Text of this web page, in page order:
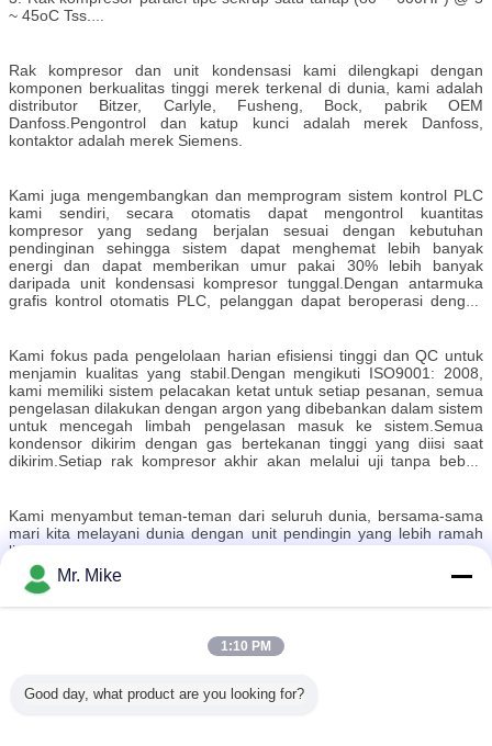
~ 45oC Tss.
5. Danfoss scroll type compressor box type condensing units dan
parallel compressor racks.
6. Unit kompresor sistem kaskade R744 (CO2).
(Refrigeran dapat berupa R744 (CO2), R404a, R507, R407C, R22,
dll.)
Rak kompresor dan unit kondensasi kami dilengkapi dengan
komponen berkualitas tinggi merek terkenal di dunia, kami adalah
distributor Bitzer, Carlyle, Fusheng, Bock, pabrik OEM
Danfoss.Pengontrol dan katup kunci adalah merek Danfoss,
kontaktor adalah merek Siemens.
Kami juga mengembangkan dan memprogram sistem kontrol PLC
kami sendiri, secara otomatis dapat mengontrol kuantitas
kompresor yang sedang berjalan sesuai dengan kebutuhan
pendinginan sehingga sistem dapat menghemat lebih banyak
energi dan dapat memberikan umur pakai 30% lebih banyak
daripada unit kondensasi kompresor tunggal.Dengan antarmuka
grafis kontrol otomatis PLC, pelanggan dapat beroperasi dengan
disediakan, sehingga pelanggan dapat memantau di kantor mereka.
Kami fokus pada pengelolaan harian efisiensi tinggi dan QC untuk
menjamin kualitas yang stabil.Dengan mengikuti ISO9001: 2008,
kami memiliki sistem pelacakan ketat untuk setiap pesanan, semua
pengelasan dilakukan dengan argon yang dibebankan dalam sistem
untuk mencegah limbah pengelasan masuk ke sistem.Semua
kondensor dikirim dengan gas bertekanan tinggi yang diisi saat
dikirim.Setiap rak kompresor akhir akan melalui uji tanpa beban
Kami menyambut teman-teman dari seluruh dunia, bersama-sama
mari kita melayani dunia dengan unit pendingin yang lebih ramah
lingkungan, efisien dan hemat biaya.
Ourfuture Refrigeration - "Masa depan kita - masa depan
Mr. Mike
1:10 PM
Good day, what product are you looking for?